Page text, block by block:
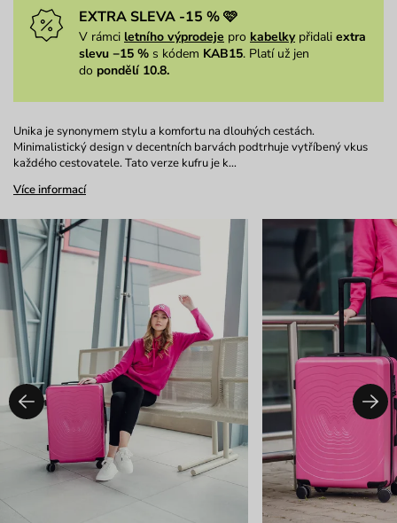
EXTRA SLEVA -15 % 🩷
V rámci letního výprodeje pro kabelkypřidali extra
slevu −15 % s kódem KAB15. Platí už jen
do pondělí 10.8.
Unika je synonymem stylu a komfortu na dlouhých cestách.
Minimalistický design v decentních barvách podtrhuje vytříbený vkus
každého cestovatele. Tato verze kufru je k…
Více informací